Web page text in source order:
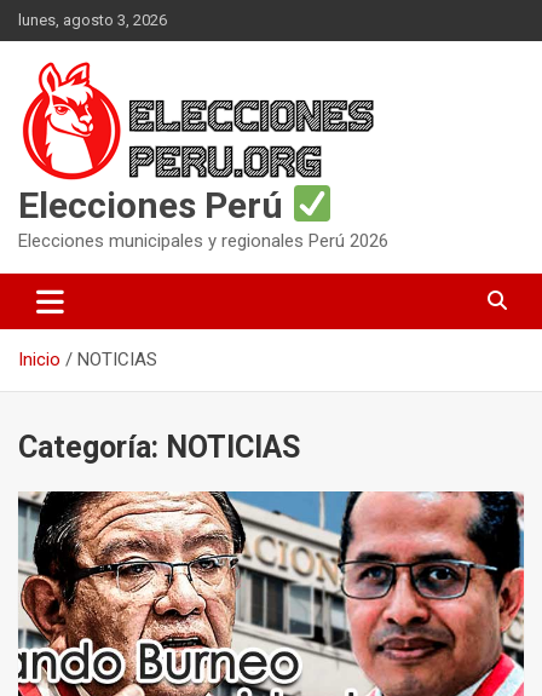
Saltar
al
contenido
lunes, agosto 3, 2026
Elecciones Perú
Elecciones municipales y regionales Perú 2026
Inicio NOTICIAS
Categoría: NOTICIAS